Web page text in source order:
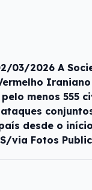
03/2026 A
Iraniano
menos 555
desde o
via Fotos